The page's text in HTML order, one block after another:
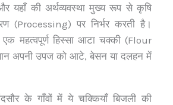
यहाँ की अर्थव्यवस्था मुख्य रूप से कृषि
(Processing) पर निर्भर करती है।
एक महत्वपूर्ण हिस्सा आटा चक्की (Flour
अपनी उपज को आटे, बेसन या दलहन में
के गाँवों में ये चक्कियाँ बिजली की